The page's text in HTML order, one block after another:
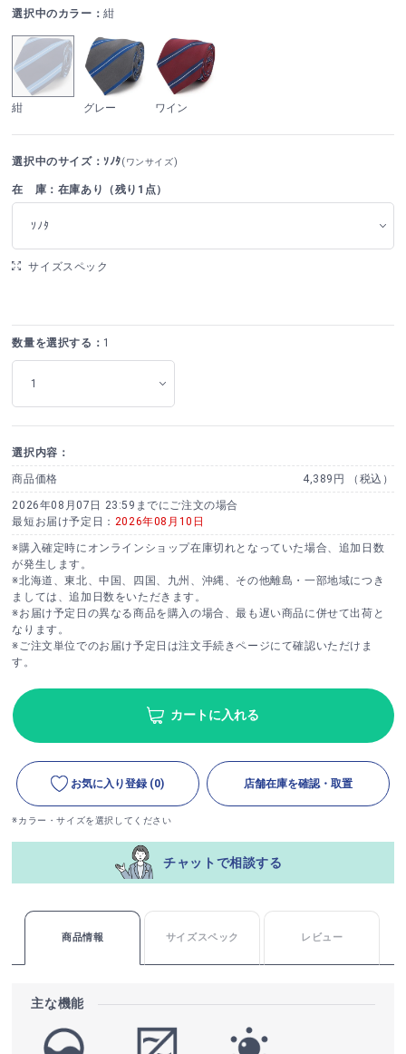
選択中のカラー：紺
紺 グレー ワイン
選択中のサイズ：ｿﾉﾀ(ワンサイズ)
在 庫：在庫あり（残り1点）
ｿﾉﾀ
サイズスペック
数量を選択する： 1
選択内容：
商品価格 4,389円 （税込）
2026年08月07日 23:59までにご注文の場合
最短お届け予定日： 2026年08月10日
※購入確定時にオンラインショップ在庫切れとなっていた場合、追加日数
が発生します。
※北海道、東北、中国、四国、九州、沖縄、その他離島・一部地域につき
ましては、追加日数をいただきます。
※お届け予定日の異なる商品を購入の場合、最も遅い商品に併せて出荷と
なります。
※ご注文単位でのお届け予定日は注文手続きページにて確認いただけま
す。
カートに入れる
お気に入り登録 (0) 店舗在庫を確認・取置
※カラー・サイズを選択してください
チャットで相談する
商品情報 サイズスペック レビュー
主な機能